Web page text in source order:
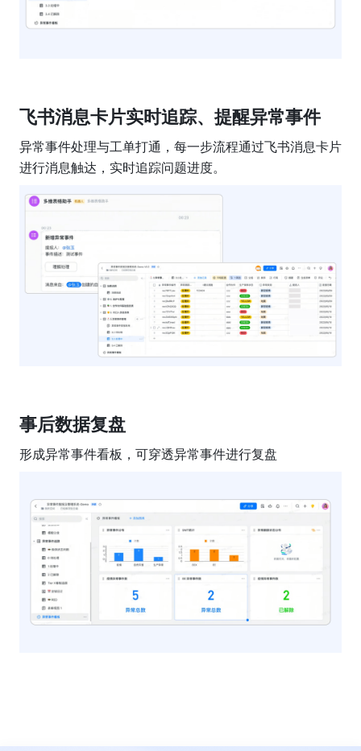
飞书消息卡片实时追踪、提醒异常事件
异常事件处理与工单打通，每一步流程通过飞书消息卡片
进行消息触达，实时追踪问题进度。
事后数据复盘
形成异常事件看板，可穿透异常事件进行复盘